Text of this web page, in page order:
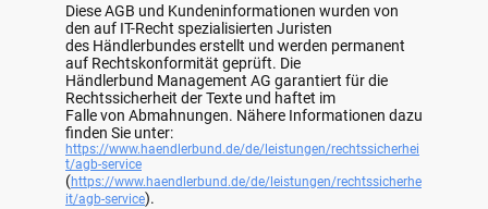
Diese AGB und Kundeninformationen wurden von
den auf IT-Recht spezialisierten Juristen
des Händlerbundes erstellt und werden permanent
auf Rechtskonformität geprüft. Die
Händlerbund Management AG garantiert für die
Rechtssicherheit der Texte und haftet im
Falle von Abmahnungen. Nähere Informationen dazu
finden Sie unter:
https://www.haendlerbund.de/de/leistungen/rechtssicherhei
t/agb-service
(https://www.haendlerbund.de/de/leistungen/rechtssicherhe
it/agb-service).